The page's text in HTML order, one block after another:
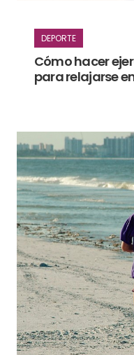
DEPORTE
Cómo hacer
para relajarse